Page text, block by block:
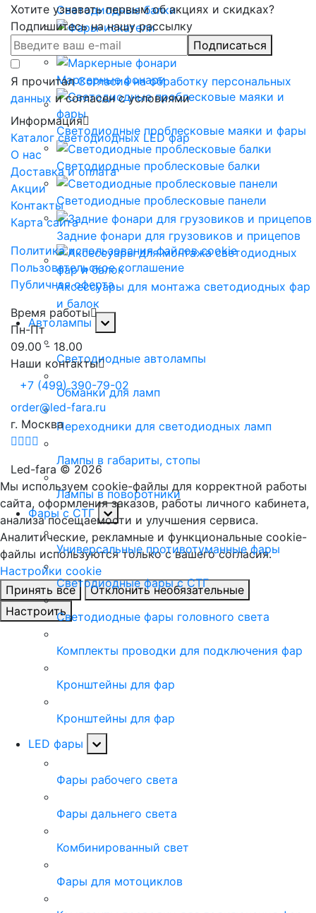
Светодиодные балки
Фары-искатели
Маркерные фонари
Светодиодные проблесковые маяки и фары
Светодиодные проблесковые балки
Светодиодные проблесковые панели
Задние фонари для грузовиков и прицепов
Аксессуары для монтажа светодиодных фар
и балок
Автолампы
Светодиодные автолампы
Обманки для ламп
Переходники для светодиодных ламп
Лампы в габариты, стопы
Лампы в поворотники
Фары с СТГ
Универсальные противотуманные фары
Светодиодные фары с СТГ
Светодиодные фары головного света
Комплекты проводки для подключения фар
Кронштейны для фар
Кронштейны для фар
LED фары
Фары рабочего света
Фары дальнего света
Комбинированный свет
Фары для мотоциклов
Хотите узнавать первым об акциях и скидках?
Подпишитесь на нашу рассылку
Подписаться
Я прочиталСогласие на обработку персональных
данных и согласен с условиями
Информация
Каталог светодиодных LED фар
О нас
Доставка и оплата
Акции
Контакты
Карта сайта
Политика использования файлов cookie
Пользовательское соглашение
Публичная оферта
Время работы
Пн-Пт
09.00 - 18.00
Наши контакты
+7 (499) 390-79-02
order@led-fara.ru
г. Москва
Led-fara © 2026
Мы используем cookie-файлы для корректной работы
сайта, оформления заказов, работы личного кабинета,
анализа посещаемости и улучшения сервиса.
Аналитические, рекламные и функциональные cookie-
файлы используются только с вашего согласия.
Настройки cookie
Принять все
Отклонить необязательные
Настроить